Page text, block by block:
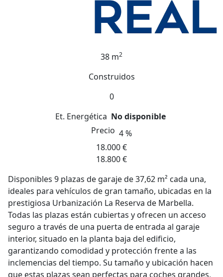
38 m2
Construidos
0
Et. Energética No disponible
Precio 4 %
18.000 €
18.800 €
Disponibles 9 plazas de garaje de 37,62 m² cada una,
ideales para vehículos de gran tamaño, ubicadas en la
prestigiosa Urbanización La Reserva de Marbella.
Todas las plazas están cubiertas y ofrecen un acceso
seguro a través de una puerta de entrada al garaje
interior, situado en la planta baja del edificio,
garantizando comodidad y protección frente a las
inclemencias del tiempo. Su tamaño y ubicación hacen
que estas plazas sean perfectas para coches grandes,